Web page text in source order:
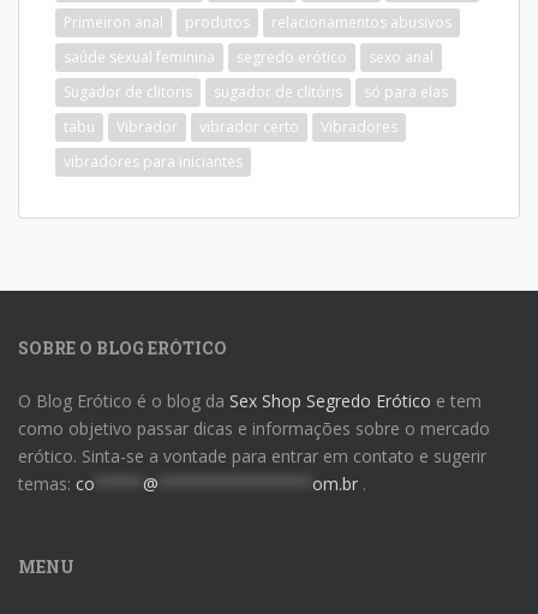
Primeiron anal
produtos
relacionamentos abusivos
saúde sexual feminina
segredo erótico
sexo anal
Sugador de clitoris
sugador de clitóris
só para elas
tabu
Vibrador vibrador certo
Vibradores
vibradores para iniciantes
SOBRE O BLOG ERÓTICO
O Blog Erótico é o blog da Sex Shop Segredo Erótico e tem
como objetivo passar dicas e informações sobre o mercado
erótico. Sinta-se a vontade para entrar em contato e sugerir
temas: co @ om.br .
MENU